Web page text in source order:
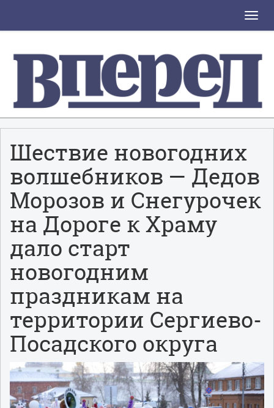
Toggle
Шествие новогодних
волшебников — Дедов
Морозов и Снегурочек
на Дороге к Храму
дало старт
новогодним
праздникам на
территории Сергиево-
Посадского округа